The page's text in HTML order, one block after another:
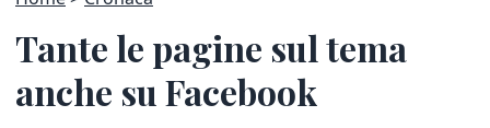
Tante le pagine sul tema
anche su Facebook